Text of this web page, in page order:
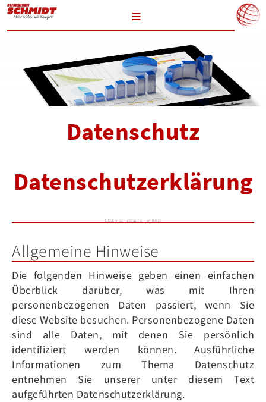
≡
Datenschutz
Datenschutz­erklärung
1. Datenschutz auf einen Blick
Allgemeine Hinweise
Die folgenden Hinweise geben einen einfachen
Überblick darüber, was mit Ihren
personenbezogenen Daten passiert, wenn Sie
diese Website besuchen. Personenbezogene Daten
sind alle Daten, mit denen Sie persönlich
identifiziert werden können. Ausführliche
Informationen zum Thema Datenschutz
entnehmen Sie unserer unter diesem Text
aufgeführten Datenschutzerklärung.